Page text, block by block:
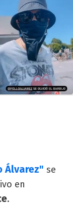
Álvarez" se
en
.